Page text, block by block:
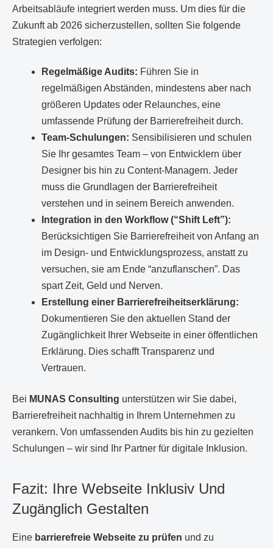
Arbeitsabläufe integriert werden muss. Um dies für die
Zukunft ab 2026 sicherzustellen, sollten Sie folgende
Strategien verfolgen:
Regelmäßige Audits: Führen Sie in
regelmäßigen Abständen, mindestens aber nach
größeren Updates oder Relaunches, eine
umfassende Prüfung der Barrierefreiheit durch.
Team-Schulungen: Sensibilisieren und schulen
Sie Ihr gesamtes Team – von Entwicklern über
Designer bis hin zu Content-Managern. Jeder
muss die Grundlagen der Barrierefreiheit
verstehen und in seinem Bereich anwenden.
Integration in den Workflow (“Shift Left”):
Berücksichtigen Sie Barrierefreiheit von Anfang an
im Design- und Entwicklungsprozess, anstatt zu
versuchen, sie am Ende “anzuflanschen”. Das
spart Zeit, Geld und Nerven.
Erstellung einer Barrierefreiheitserklärung:
Dokumentieren Sie den aktuellen Stand der
Zugänglichkeit Ihrer Webseite in einer öffentlichen
Erklärung. Dies schafft Transparenz und
Vertrauen.
Bei MUNAS Consulting unterstützen wir Sie dabei,
Barrierefreiheit nachhaltig in Ihrem Unternehmen zu
verankern. Von umfassenden Audits bis hin zu gezielten
Schulungen – wir sind Ihr Partner für digitale Inklusion.
Fazit: Ihre Webseite Inklusiv Und
Zugänglich Gestalten
Eine barrierefreie Webseite zu prüfen und zu